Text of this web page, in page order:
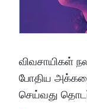
விவசாயிகள்
போதிய அக்கறை
செய்வது